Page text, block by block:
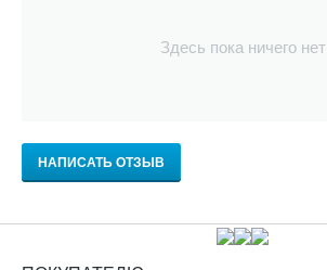
Здесь пока ничего нет
НАПИСАТЬ ОТЗЫВ